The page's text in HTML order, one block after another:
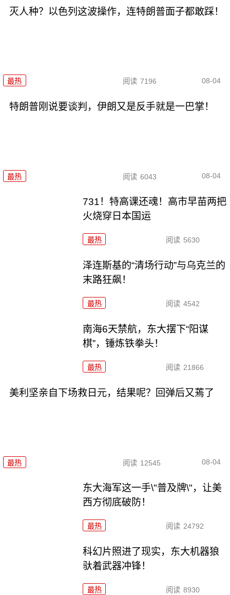
灭人种？以色列这波操作，连特朗普面子都敢踩！
最热 阅读 7196 08-04
特朗普刚说要谈判，伊朗又是反手就是一巴掌！
最热 阅读 6043 08-04
731！特高课还魂！高市早苗两把
火烧穿日本国运
最热 阅读 5630
泽连斯基的“清场行动”与乌克兰的
末路狂飙！
最热 阅读 4542
南海6天禁航，东大摆下“阳谋
棋”，锤炼铁拳头！
最热 阅读 21866
美利坚亲自下场救日元，结果呢？回弹后又蔫了
最热 阅读 12545 08-04
东大海军这一手\"普及牌\"，让美
西方彻底破防！
最热 阅读 24792
科幻片照进了现实，东大机器狼
驮着武器冲锋！
最热 阅读 8930